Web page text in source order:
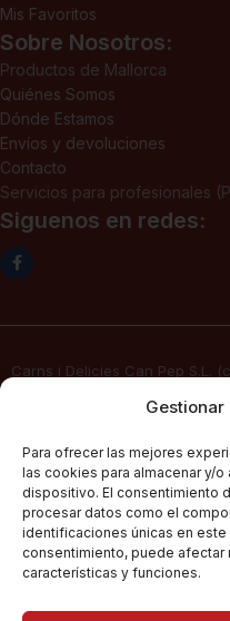
Para ofrecer las mejores
las cookies para almacenar y/
dispositivo. El consentimiento
procesar datos como el
identificaciones únicas en
consentimiento, puede afectar
características y funciones.
Mis Favoritos
Sobre Nosotros:
Productos de Mallorca
Quiénes Somos
Dónde Estamos
Envíos y devoluciones
Contacto
Servicios para profesionales
Siguenos en redes:
Carns i Delicies Can Pep S.L.
1ª, fecha 02/06/2025, con
sus servicios de venta
página web
Can Pep Gourmet2026.
Todos los derechos
reservados.